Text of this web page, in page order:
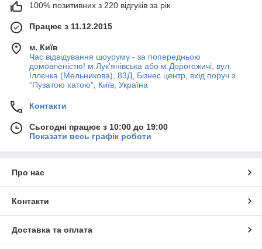
100% позитивних з 220 відгуків за рік
Працює з 11.12.2015
м. Київ
Час відвідування шоуруму - за попередньою
домовленістю! м.Лук'янівська або м.Дорогожичі, вул.
Іллєнка (Мельникова), 83Д, Бізнес центр, вхід поруч з
"Пузатою хатою", Київ, Україна
Контакти
Сьогодні працює з 10:00 до 19:00
Показати весь графік роботи
Про нас
Контакти
Доставка та оплата